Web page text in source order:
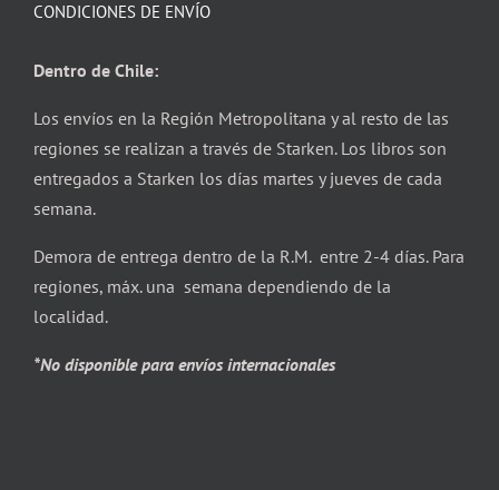
CONDICIONES DE ENVÍO
Dentro de Chile:
Los envíos en la Región Metropolitana y al resto de las
regiones se realizan a través de Starken. Los libros son
entregados a Starken los días martes y jueves de cada
semana.
Demora de entrega dentro de la R.M. entre 2-4 días. Para
regiones, máx. una semana dependiendo de la
localidad.
*No disponible para envíos internacionales